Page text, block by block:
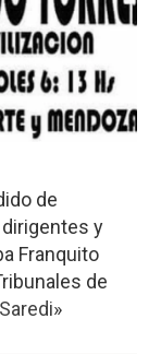
de
y
Franquito
de
»